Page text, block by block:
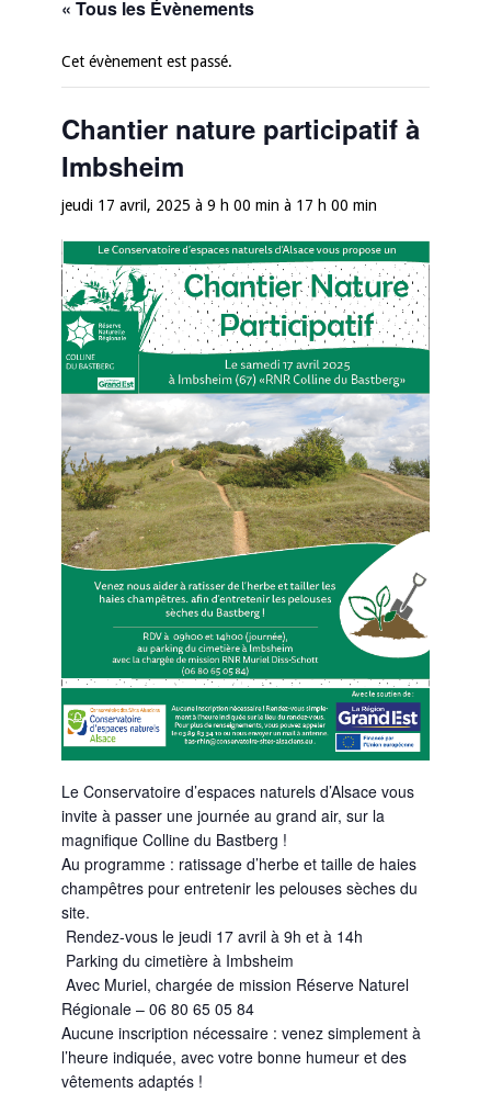
« Tous les Évènements
Cet évènement est passé.
Chantier nature participatif à
Imbsheim
jeudi 17 avril, 2025 à 9 h 00 min à 17 h 00 min
Le Conservatoire d’espaces naturels d’Alsace vous
invite à passer une journée au grand air, sur la
magnifique Colline du Bastberg !
Au programme : ratissage d’herbe et taille de haies
champêtres pour entretenir les pelouses sèches du
site.
Rendez-vous le jeudi 17 avril à 9h et à 14h
Parking du cimetière à Imbsheim
Avec Muriel, chargée de mission Réserve Naturel
Régionale – 06 80 65 05 84
Aucune inscription nécessaire : venez simplement à
l’heure indiquée, avec votre bonne humeur et des
vêtements adaptés !